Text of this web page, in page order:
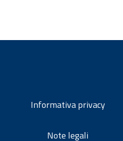
Informativa privacy
Note legali